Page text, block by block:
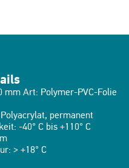
mm Art: Polymer-PVC-Folie
permanent
-40° C bis +110° C
> +18° C